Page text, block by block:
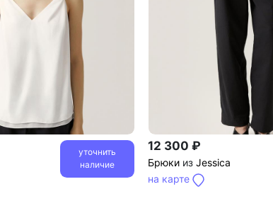
уточнить
наличие
12 300 ₽
Брюки из Jessica
на карте